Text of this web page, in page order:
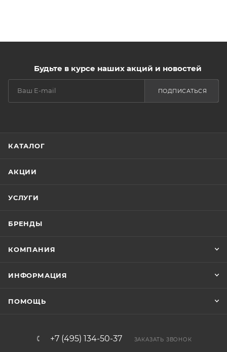
Будьте в курсе наших акций и новостей
ПОДПИСАТЬСЯ
КАТАЛОГ
АКЦИИ
УСЛУГИ
БРЕНДЫ
КОМПАНИЯ
ИНФОРМАЦИЯ
ПОМОЩЬ
+7 (495) 134-50-37 ЗАКАЗАТЬ ЗВОНОК